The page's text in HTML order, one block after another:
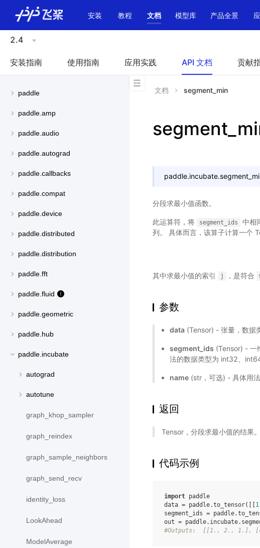
安装 教程 文档 模型库 产品全景
2.4
安装指南 使用指南 应用实践 API 文档 贡献
paddle
paddle.amp
paddle.audio
paddle.autograd
paddle.callbacks
paddle.compat
paddle.device
paddle.distributed
paddle.distribution
paddle.fft
paddle.fluid
paddle.geometric
paddle.hub
paddle.incubate
autograd
autotune
graph_khop_sampler
graph_reindex
graph_sample_neighbors
graph_send_recv
identity_loss
LookAhead
ModelAverage
文档 segment_min
paddle.incubate.
分段求最小值函数。
此运算符，将 segment_ids 中相
列。 具体而言，该算子计算一个
其中求最小值的索引 j ，是符合
参数
data (Tensor) - 张量，数据
segment_ids (Tensor) - 一
法的数据类型为 int32、int64
name (str，可选) - 具体用
返回
Tensor，分段求最小值的结果
代码示例
import paddle
data = paddle.to_tensor([[1
segment_ids = paddle.
out = paddle. incubate.
#Outputs:  [[1., 2., 1.],